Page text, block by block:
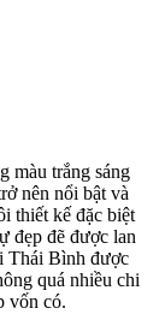
màu trắng sáng
nên nổi bật và
thiết kế đặc biệt
đẹp đẽ được lan
Thái Bình được
quá nhiều chi
vốn có.